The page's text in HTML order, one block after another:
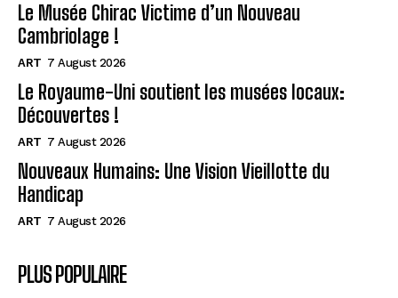
Le Musée Chirac Victime d’un Nouveau
Cambriolage !
ART 7 August 2026
Le Royaume-Uni soutient les musées locaux:
Découvertes !
ART 7 August 2026
Nouveaux Humains: Une Vision Vieillotte du
Handicap
ART 7 August 2026
PLUS POPULAIRE